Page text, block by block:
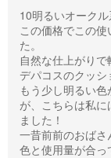
10明るいオークル
この価格でこの
た。
自然な仕上がりで
デパコスのクッシ
もう少し明るい
が、こちらは私
ました！
一昔前前のおばさ
色と使用量が合っ